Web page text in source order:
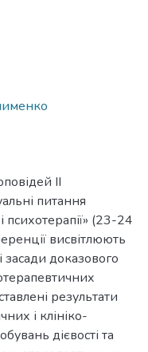
ІІ
питання
психотерапії» (23-24
висвітлюють
засади доказового
результати
і клініко-
дієвості та